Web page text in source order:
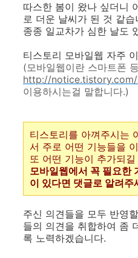
따스한 봄이 왔나 싶더니
로 더운 날씨가 된 것 같습
종종 일교차가 심한 날도
티스토리 모바일웹 자주
(모바일웹이란 스마트폰
http://
이용하시는걸 말합니다.)
티스토리를 아껴주시는
서 주로 어떤 기능들을
또 어떤 기능이 추가되
모바일웹에서 꼭 필요한
이 있다면 댓글로 알려주
주신 의견들을 모두 반영
들의 의견을 취합하여 좀
록 노력하겠습니다.